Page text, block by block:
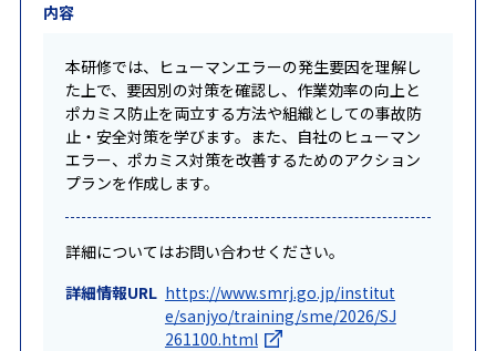
内容
本研修では、ヒューマンエラーの発生要因を理解し
た上で、要因別の対策を確認し、作業効率の向上と
ポカミス防止を両立する方法や組織としての事故防
止・安全対策を学びます。また、自社のヒューマン
エラー、ポカミス対策を改善するためのアクション
プランを作成します。
詳細についてはお問い合わせください。
詳細情報URL https://www.smrj.go.jp/institut
e/sanjyo/training/sme/2026/SJ
261100.html